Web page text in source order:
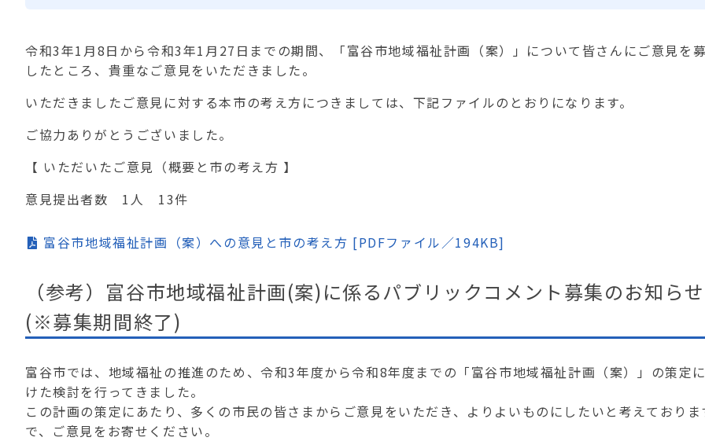
令和3年1月8日から令和3年1月27日までの期間、「富谷市地域福祉計画（案）」について皆さんにご意見を
したところ、貴重なご意見をいただきました。
いただきましたご意見に対する本市の考え方につきましては、下記ファイルのとおりになります。
ご協力ありがとうございました。
【 いただいたご意見（概要と市の考え方 】
意見提出者数 1人 13件
富谷市地域福祉計画（案）への意見と市の考え方 [PDFファイル／194KB]
（参考）富谷市地域福祉計画(案)に係るパブリックコメント募集のお知らせ
(※募集期間終了)
富谷市では、地域福祉の推進のため、令和3年度から令和8年度までの「富谷市地域福祉計画（案）」の策定
けた検討を行ってきました。
この計画の策定にあたり、多くの市民の皆さまからご意見をいただき、よりよいものにしたいと考えておりま
で、ご意見をお寄せください。